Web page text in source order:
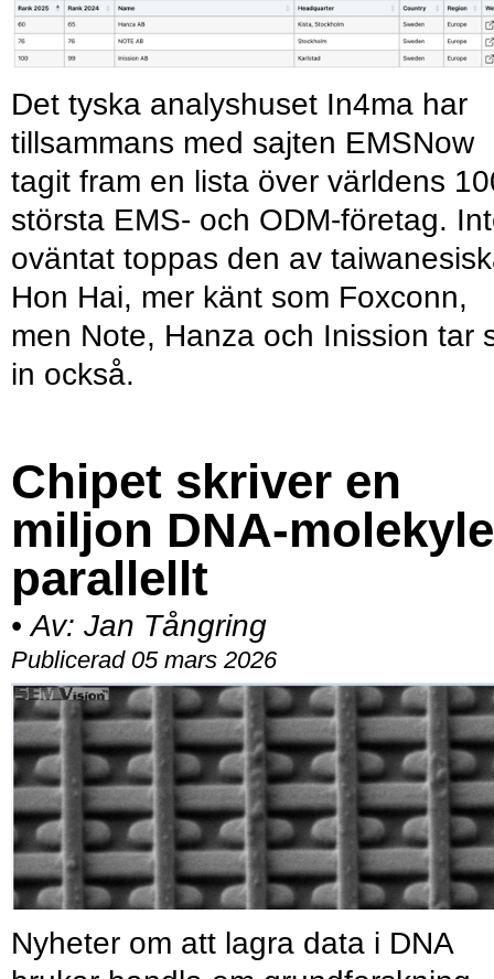
Det tyska analyshuset In4ma har
tillsammans med sajten EMSNow
tagit fram en lista över världens
största EMS- och ODM-företag.
oväntat toppas den av
Hon Hai, mer känt som Foxconn,
men Note, Hanza och Inission tar
in också.
Chipet skriver en
miljon DNA-
parallellt
• Av: Jan Tångring
Publicerad 05 mars 2026
Nyheter om att lagra data i DNA